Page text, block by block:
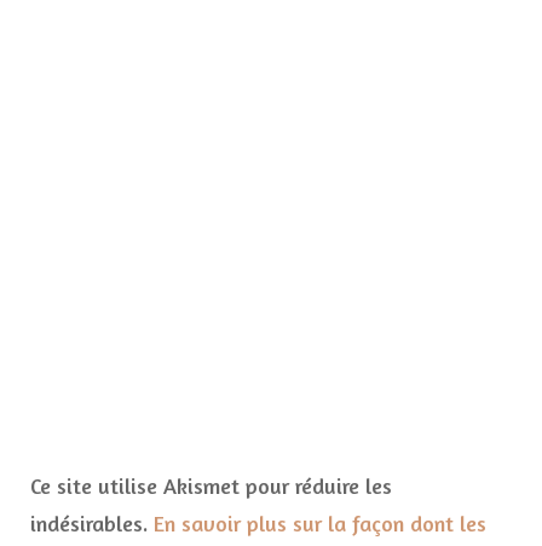
Ce site utilise Akismet pour réduire les
indésirables. En savoir plus sur la façon dont les